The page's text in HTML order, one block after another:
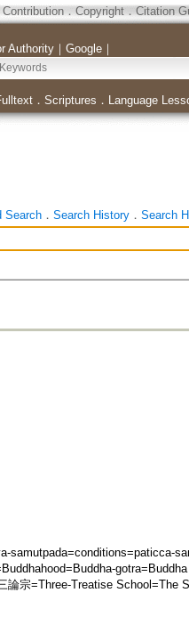
Contribution．Copyright．Citation
Authority｜ Google｜
． Scriptures ． Language
Search． Search History． Search
samutpada=conditions=paticca-
宗=Three-Treatise School=The